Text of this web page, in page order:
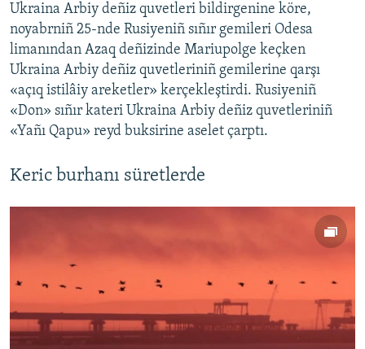
Ukraina Arbiy deñiz quvetleri bildirgenine köre,
noyabrniñ 25-nde Rusiyeniñ sıñır gemileri Odesa
limanından Azaq deñizinde Mariupolge keçken
Ukraina Arbiy deñiz quvetleriniñ gemilerine qarşı
«açıq istilâiy areketler» kerçekleştirdi. Rusiyeniñ
«Don» sıñır kateri Ukraina Arbiy deñiz quvetleriniñ
«Yañı Qapu» reyd buksirine aselet çarptı.
Keric burhanı süretlerde